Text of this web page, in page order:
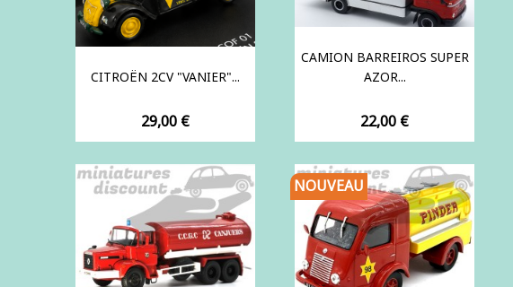
CITROËN 2CV "VANIER"...
Prix
29,00 €
CAMION BARREIROS SUPER
AZOR...
Prix
22,00 €
NOUVEAU